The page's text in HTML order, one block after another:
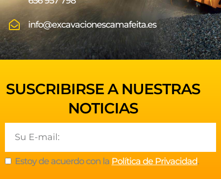
info@excavacionescamafeita.es
SUSCRIBIRSE A NUESTRAS
NOTICIAS
Estoy de acuerdo con la Política de Privacidad.